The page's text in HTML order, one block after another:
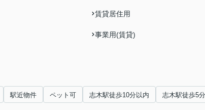
賃貸居住用
事業用(賃貸)
駅近物件 ペット可 志木駅徒歩10分以内 志木駅徒歩5